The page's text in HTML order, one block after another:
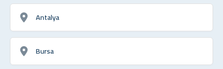
Antalya
Bursa